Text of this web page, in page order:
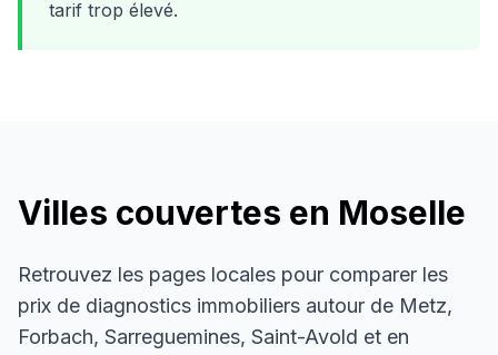
tarif trop élevé.
Villes couvertes en Moselle
Retrouvez les pages locales pour comparer les
prix de diagnostics immobiliers autour de Metz,
Forbach, Sarreguemines, Saint-Avold et en